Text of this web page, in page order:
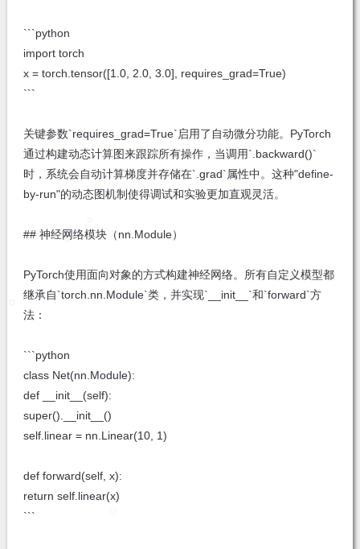
```python
import torch
x = torch.tensor([1.0, 2.0, 3.0], requires_grad=True)
```
关键参数`requires_grad=True`启用了自动微分功能。PyTorch
通过构建动态计算图来跟踪所有操作，当调用`.backward()`
时，系统会自动计算梯度并存储在`.grad`属性中。这种"define-
by-run"的动态图机制使得调试和实验更加直观灵活。
## 神经网络模块（nn.Module）
PyTorch使用面向对象的方式构建神经网络。所有自定义模型都
继承自`torch.nn.Module`类，并实现`__init__`和`forward`方
法：
```python
class Net(nn.Module):
def __init__(self):
super().__init__()
self.linear = nn.Linear(10, 1)
def forward(self, x):
return self.linear(x)
```